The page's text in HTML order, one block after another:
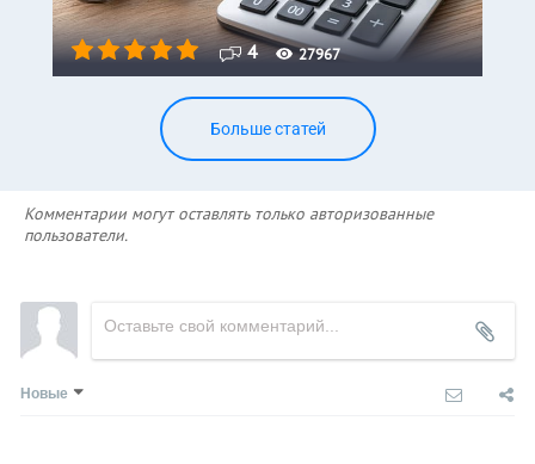
4 27967
Больше статей
Комментарии могут оставлять только авторизованные
пользователи.
Новые